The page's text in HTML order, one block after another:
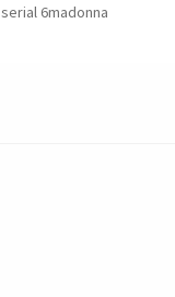
serial 6madonna